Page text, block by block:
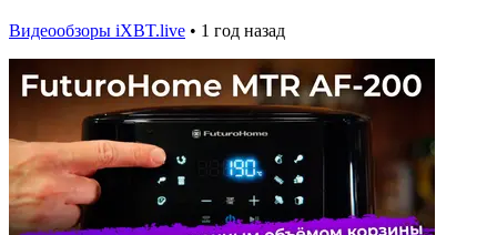
Видеообзоры iXBT.live • 1 год назад